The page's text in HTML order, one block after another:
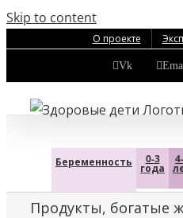
Skip to content
О проекте
Vk
Беременность 0-3
года
Продукты, богатые